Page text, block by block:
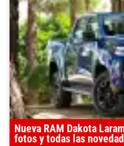
Nueva RAM Dakota
fotos y todas las